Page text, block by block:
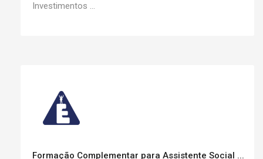
Investimentos ...
Formação Complementar para Assistente Social ...